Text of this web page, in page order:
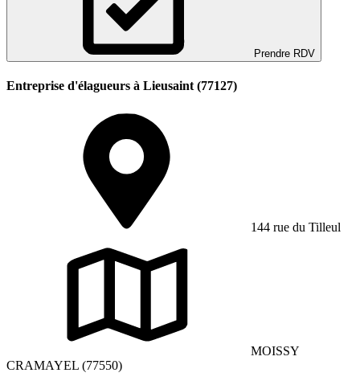
Prendre RDV
Entreprise d'élagueurs à Lieusaint (77127)
144 rue du Tilleul
MOISSY
CRAMAYEL (77550)